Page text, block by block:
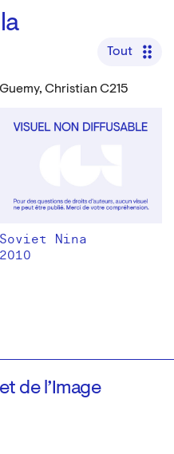
Tout
Guemy, Christian C215
Soviet Nina
2010
de l’Image